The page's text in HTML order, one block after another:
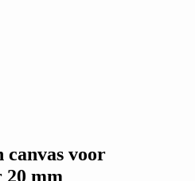
canvas voor
mm